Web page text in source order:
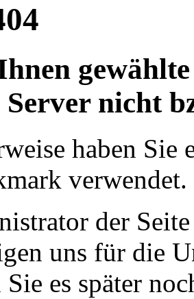
Server nicht
haben Sie
verwendet.
der
uns für die
es später